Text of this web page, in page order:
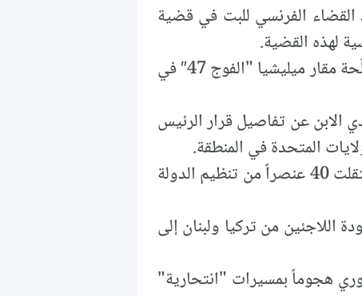
الفرنسي للبت في قضية
لهذه القضية.
: هاجمت مجموعة مسلّحة مقار ميليشيا "الفوج 47″ في
الابن عن تفاصيل قرار الرئيس
المتحدة في المنطقة.
: زعمت "قسد" أنها اعتقلت 40 عنصراً من تنظيم الدولة
اللاجئين من تركيا ولبنان إلى
هجوماً بمسيرات "انتحارية"